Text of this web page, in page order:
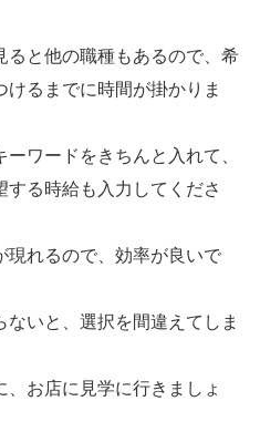
ると他の職種もあるので、希
るまでに時間が掛かりま
ワードをきちんと入れて、
する時給も入力してくださ
現れるので、効率が良いで
いと、選択を間違えてしま
お店に見学に行きましょ